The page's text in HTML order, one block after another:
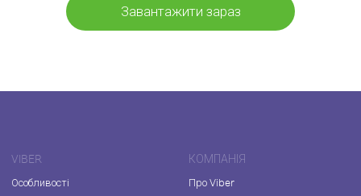
Завантажити зараз
VIBER
Особливості
КОМПАНІЯ
Про Viber